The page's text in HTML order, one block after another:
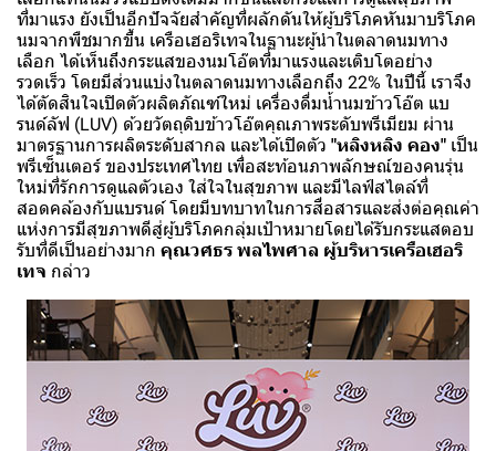
ที่มาแรง ยังเป็นอีกปัจจัยสำคัญที่ผลักดันให้ผู้บริโภคหันมาบริโภค
นมจากพืชมากขึ้น เครือเฮอริเทจในฐานะผู้นำในตลาดนมทาง
เลือก ได้เห็นถึงกระแสของนมโอ๊ตที่มาแรงและเติบโตอย่าง
รวดเร็ว โดยมีส่วนแบ่งในตลาดนมทางเลือกถึง 22% ในปีนี้ เราจึง
ได้ตัดสินใจเปิดตัวผลิตภัณฑ์ใหม่ เครื่องดื่มน้ำนมข้าวโอ๊ต แบ
รนด์ลัฟ (LUV) ด้วยวัตถุดิบข้าวโอ๊ตคุณภาพระดับพรีเมียม ผ่าน
มาตรฐานการผลิตระดับสากล และได้เปิดตัว "หลิงหลิง คอง" เป็น
พรีเซ็นเตอร์ ของประเทศไทย เพื่อสะท้อนภาพลักษณ์ของคนรุ่น
ใหม่ที่รักการดูแลตัวเอง ใส่ใจในสุขภาพ และมีไลฟ์สไตล์ที่
สอดคล้องกับแบรนด์ โดยมีบทบาทในการสื่อสารและส่งต่อคุณค่า
แห่งการมีสุขภาพดีสู่ผู้บริโภคกลุ่มเป้าหมายโดยได้รับกระแสตอบ
รับที่ดีเป็นอย่างมาก คุณวศธร พลไพศาล ผู้บริหารเครือเฮอริ
เทจ กล่าว